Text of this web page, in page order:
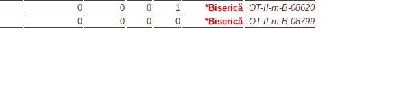
0 0 0 1 *Biserică OT-II-m-B-08620
0 0 0 0 *Biserică OT-II-m-B-08799